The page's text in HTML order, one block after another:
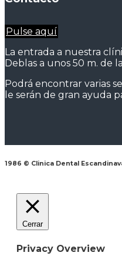
Pulse aquí
La entrada a nuestra
Deblas a unos 50 m. de
Podrá encontrar varias
le serán de gran ayuda
1986 © Clinica Dental
Cerrar
Privacy Overview